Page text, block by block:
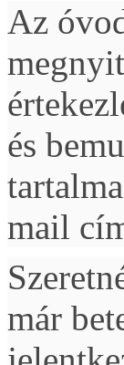
Az
és
mail
már